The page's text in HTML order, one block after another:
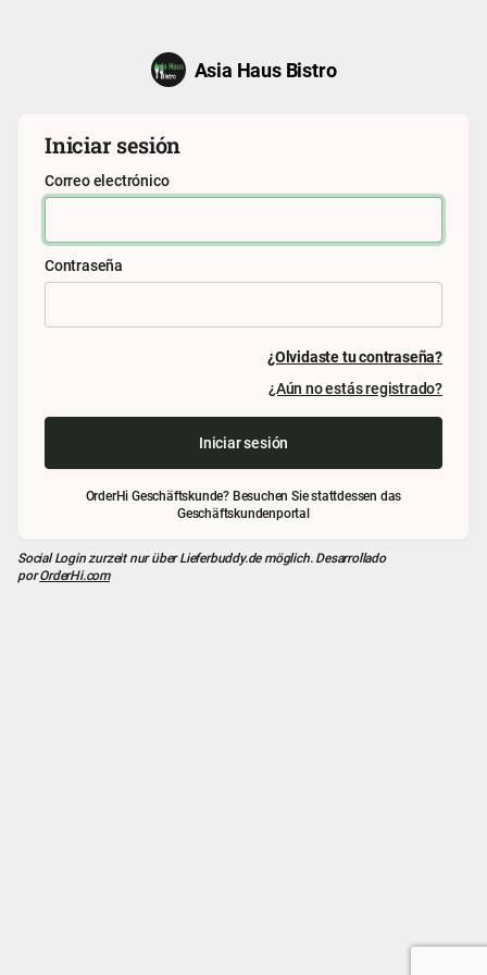
Asia Haus Bistro
Iniciar sesión
Correo electrónico
Contraseña
¿Olvidaste tu contraseña?
¿Aún no estás registrado?
Iniciar sesión
OrderHi Geschäftskunde? Besuchen Sie stattdessen das
Geschäftskundenportal
Social Login zurzeit nur überLieferbuddy.demöglich. Desarrollado
porOrderHi.com